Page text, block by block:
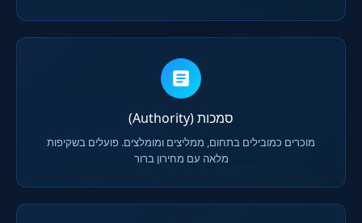
סמכות (Authority)
מוכרים כמובילים בתחום, ממליצים ומומלצים. פועלים בשקיפות
מלאה עם מחירון ברור